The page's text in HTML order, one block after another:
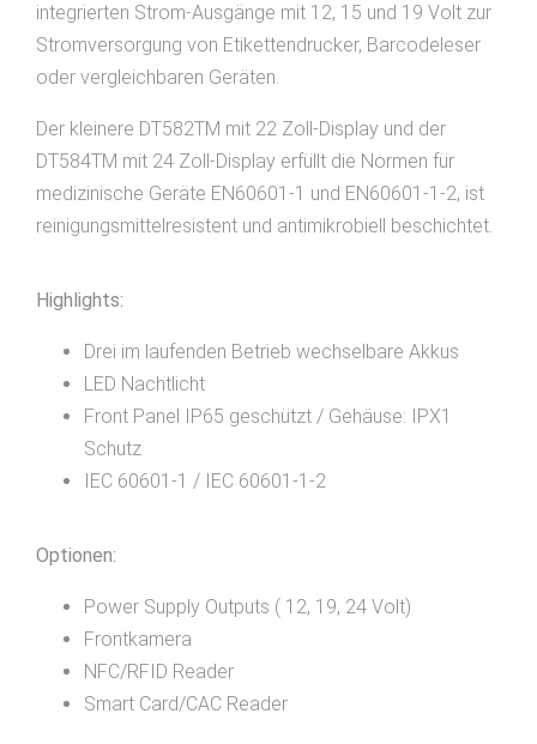
integrierten Strom-Ausgänge mit 12, 15 und 19 Volt zur
Stromversorgung von Etikettendrucker, Barcodeleser
oder vergleichbaren Geräten.
Der kleinere DT582TM mit 22 Zoll-Display und der
DT584TM mit 24 Zoll-Display erfüllt die Normen für
medizinische Geräte EN60601-1 und EN60601-1-2, ist
reinigungsmittelresistent und antimikrobiell beschichtet.
Highlights:
Drei im laufenden Betrieb wechselbare Akkus
LED Nachtlicht
Front Panel IP65 geschützt / Gehäuse: IPX1
Schutz
IEC 60601-1 / IEC 60601-1-2
Optionen:
Power Supply Outputs ( 12, 19, 24 Volt)
Frontkamera
NFC/RFID Reader
Smart Card/CAC Reader